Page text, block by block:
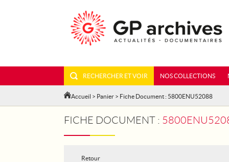
RECHERCHER ET VOIR NOS COLLECTIONS
Accueil > Panier > Fiche Document : 5800ENU52088
FICHE DOCUMENT :
Retour